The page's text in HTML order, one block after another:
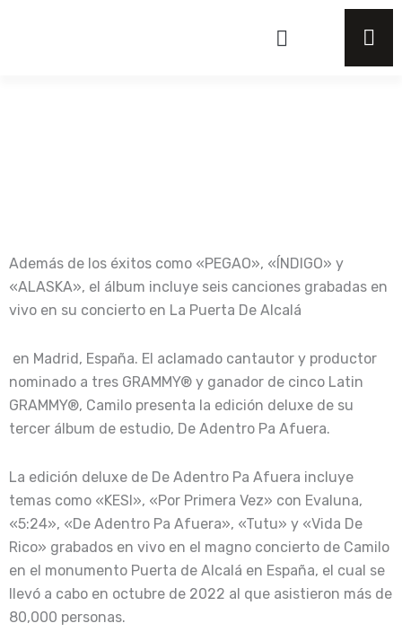
Además de los éxitos como «PEGAO», «ÍNDIGO» y
«ALASKA», el álbum incluye seis canciones grabadas en
vivo en su concierto en La Puerta De Alcalá
en Madrid, España. El aclamado cantautor y productor
nominado a tres GRAMMY® y ganador de cinco Latin
GRAMMY®, Camilo presenta la edición deluxe de su
tercer álbum de estudio, De Adentro Pa Afuera.
La edición deluxe de De Adentro Pa Afuera incluye
temas como «KESI», «Por Primera Vez» con Evaluna,
«5:24», «De Adentro Pa Afuera», «Tutu» y «Vida De
Rico» grabados en vivo en el magno concierto de Camilo
en el monumento Puerta de Alcalá en España, el cual se
llevó a cabo en octubre de 2022 al que asistieron más de
80,000 personas.